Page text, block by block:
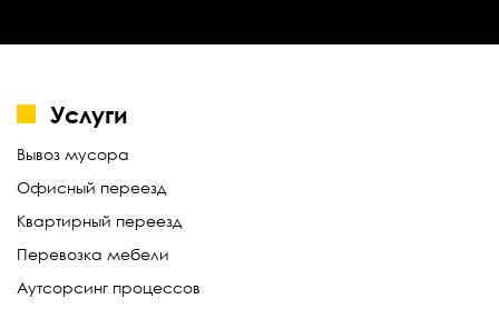
Услуги
Вывоз мусора
Офисный переезд
Квартирный переезд
Перевозка мебели
Аутсорсинг процессов